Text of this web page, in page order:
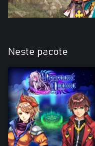
Neste pacote